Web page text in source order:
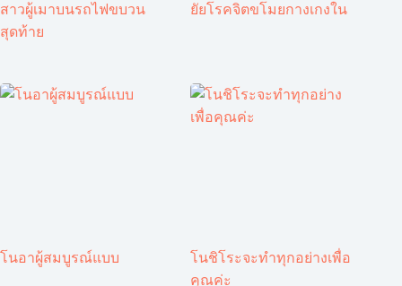
สาวผู้เมาบนรถไฟขบวน
สุดท้าย
ยัยโรคจิตขโมยกางเกงใน
โนอาผู้สมบูรณ์แบบ
โนชิโระจะทำทุกอย่างเพื่อ
คุณค่ะ